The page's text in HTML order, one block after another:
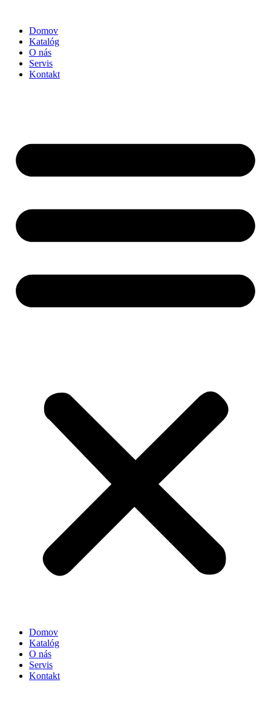
obsah
Domov
Katalóg
O nás
Servis
Kontakt
Domov
Katalóg
O nás
Servis
Kontakt